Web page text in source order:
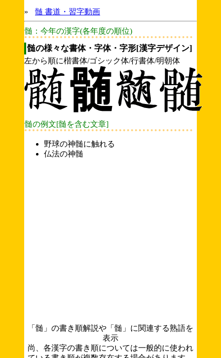
» 髄 書道・習字動画
髄：今年の漢字(各年度の順位)
髄の様々な書体・字体・字形[漢字デザイン]
左から順に楷書体/ゴシック体/行書体/明朝体
髄の例文[髄を含む文章]
野球の神髄に触れる
仏法の神髄
「髄」の書き順解説や「髄」に関連する熟語を
表示
尚、各漢字の書き順については一般的に使われ